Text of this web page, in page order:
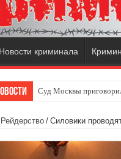
Новости криминала
Суд Москвы
Рейдерство / Силовики